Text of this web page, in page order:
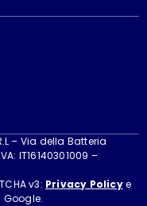
– Via della Batteria
IT16140301009 –
v3: Privacy Policye
Google.